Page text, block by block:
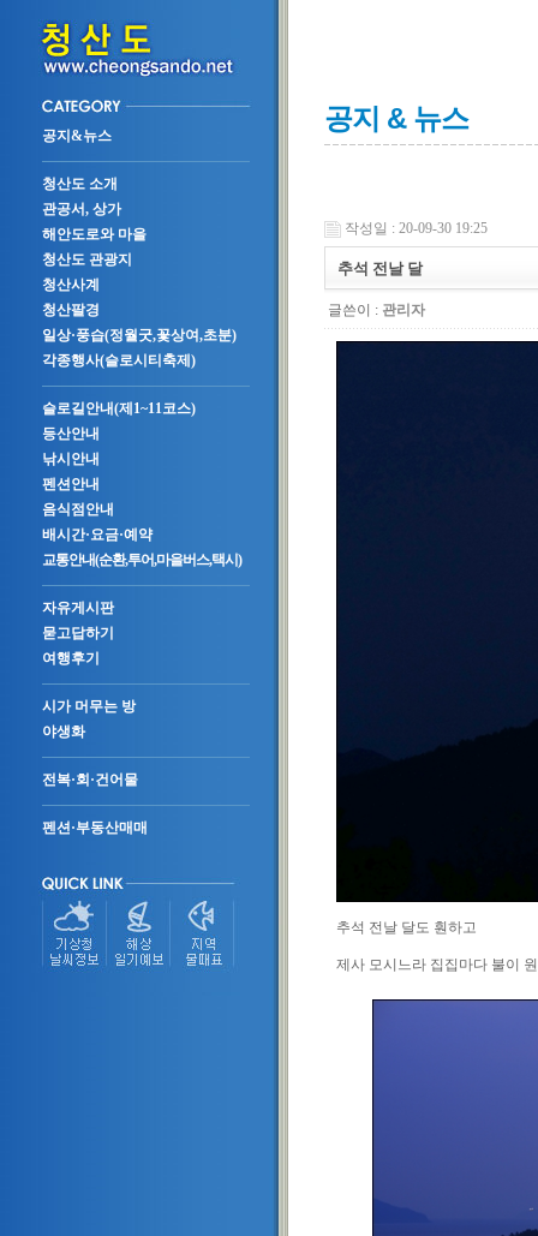
공지&뉴스
청산도 소개
관공서, 상가
해안도로와 마을
청산도 관광지
청산사계
청산팔경
일상·풍습(정월굿,꽃상여,초분)
각종행사(슬로시티축제)
슬로길안내(제1~11코스)
등산안내
낚시안내
펜션안내
음식점안내
배시간·요금·예약
교통안내(순환,투어,마을버스,택시)
자유게시판
묻고답하기
여행후기
시가 머무는 방
야생화
전복·회·건어물
펜션·부동산매매
공지 & 뉴스
작성일 : 20-09-30 19:25
추석 전날 달
글쓴이 : 관리자
추석 전날 달도 훤하고
제사 모시느라 집집마다 불이